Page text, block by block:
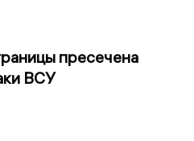
пресечена
ВСУ